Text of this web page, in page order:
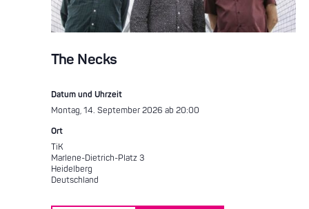
The Necks
Datum und Uhrzeit
Montag, 14. September 2026 ab 20:00
Ort
TiK
Marlene-Dietrich-Platz 3
Heidelberg
Deutschland